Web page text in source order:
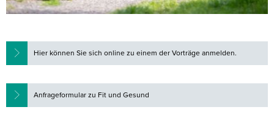
Hier können Sie sich online zu einem der Vorträge anmelden.
Anfrageformular zu Fit und Gesund